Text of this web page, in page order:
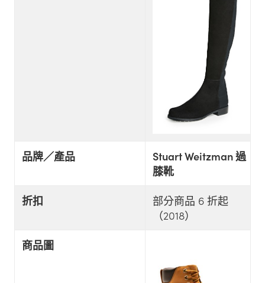
品牌／產品
Stuart Weitzman 過
膝靴
折扣
部分商品 6 折起
（2018）
商品圖